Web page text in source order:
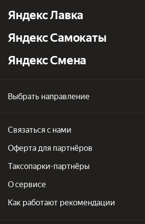
Яндекс Лавка
Яндекс Самокаты
Яндекс Смена
Выбрать направление
Связаться с нами
Оферта для партнёров
Таксопарки-партнёры
О сервисе
Как работают рекомендации